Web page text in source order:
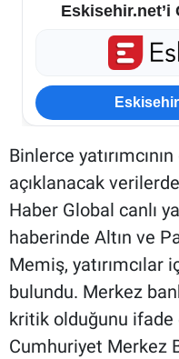
Eskisehir.net’i
Binlerce
açıklanacak
Haber Global canlı
haberinde Altın ve
Memiş,
bulundu. Merkez
kritik olduğunu ifade
Cumhuriyet Merkez